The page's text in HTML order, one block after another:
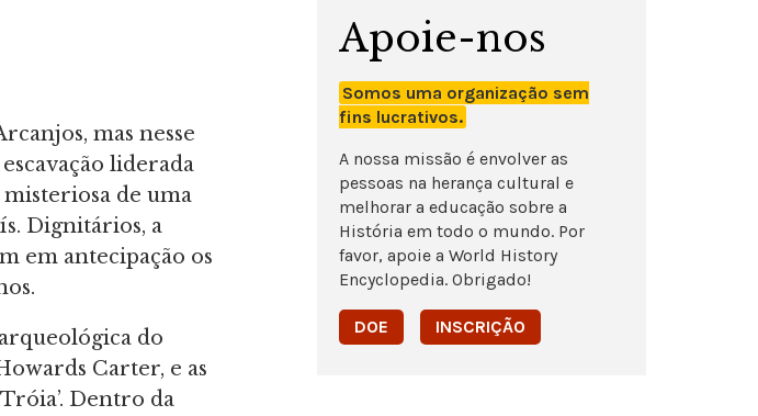
mas nesse
liderada
de uma
Dignitários, a
em antecipação os
do
Carter, e as
Dentro da
Apoie-nos
Somos uma organização sem
fins lucrativos.
A nossa missão é envolver as
pessoas na herança cultural e
melhorar a educação sobre a
História em todo o mundo. Por
favor, apoie a World History
Encyclopedia. Obrigado!
DOE INSCRIÇÃO